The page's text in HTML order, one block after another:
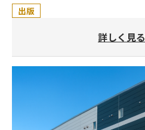
出版
詳しく見る